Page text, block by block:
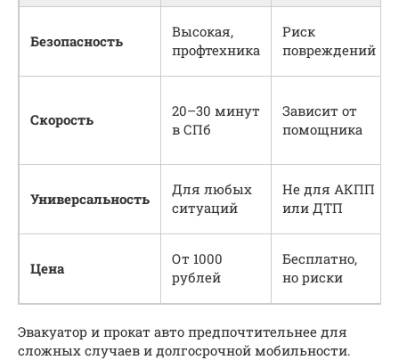
Безопасность
Высокая,
профтехника
Риск
повреждений
Скорость
20–30 минут
в СПб
Зависит от
помощника
Универсальность
Для любых
ситуаций
Не для АКПП
или ДТП
Цена
От 1000
рублей
Бесплатно,
но риски
Эвакуатор и прокат авто предпочтительнее для
сложных случаев и долгосрочной мобильности.